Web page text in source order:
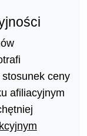
ceny
afiliacyjnym